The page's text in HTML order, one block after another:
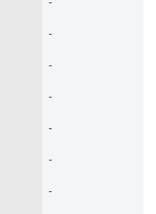
-
-
-
-
-
-